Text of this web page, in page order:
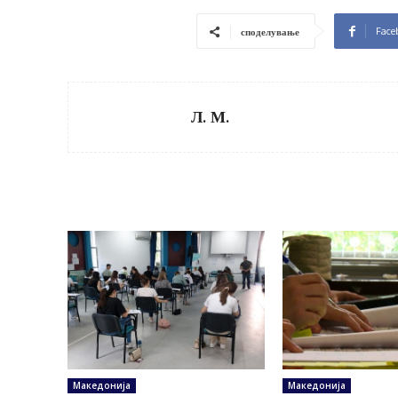
споделување
Л. М.
Македонија Македонија